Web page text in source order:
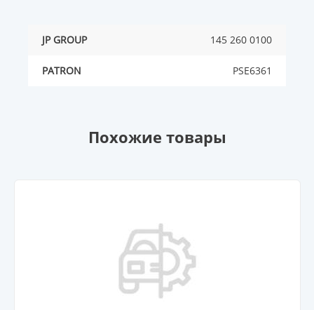
JP GROUP 145 260 0100
PATRON PSE6361
Похожие товары